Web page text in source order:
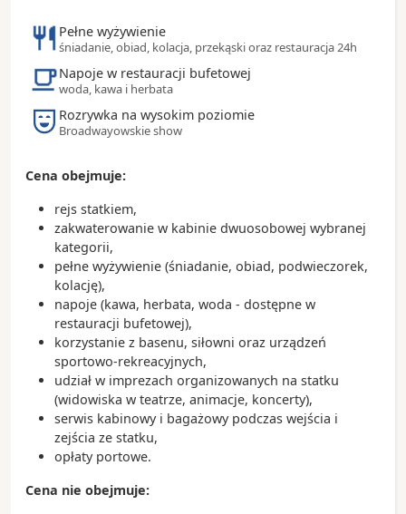
Zobacz koniecznie:
Space Needle – najbardziej rozpoznawalny symbol
miasta, oferujący panoramiczne widoki na Seattle
i okoliczne góry
Pike Place Market – jeden z najstarszych targów w
USA, słynący ze świeżych ryb, lokalnych
Chihuly Garden and Glass – niezwykła wystawa
Nabrzeże Seattle Waterfront – idealne miejsce na
spacer z widokiem na zatokę Puget Sound
Ciekawostki:
Seattle nazywane jest „Szmaragdowym Miastem”
ze względu na liczne tereny zielone i otaczające je
lasy
To tutaj powstały firmy Starbucks, Amazon oraz
Microsoft (siedziba znajduje się w pobliskim
Redmond)
Miasto jest jednym z najważniejszych ośrodków
przemysłu lotniczego dzięki obecności firmy
Boeing
jest miastem związanym z karierą Jimi Hendrix,
Pełne wyżywienie
śniadanie, obiad, kolacja, przekąski oraz restauracja 24h
Napoje w restauracji bufetowej
woda, kawa i herbata
Rozrywka na wysokim poziomie
Broadwayowskie show
Cena obejmuje:
rejs statkiem,
zakwaterowanie w kabinie dwuosobowej wybranej
kategorii,
pełne wyżywienie (śniadanie, obiad, podwieczorek,
kolację),
napoje (kawa, herbata, woda - dostępne w
restauracji bufetowej),
korzystanie z basenu, siłowni oraz urządzeń
sportowo-rekreacyjnych,
udział w imprezach organizowanych na statku
(widowiska w teatrze, animacje, koncerty),
serwis kabinowy i bagażowy podczas wejścia i
zejścia ze statku,
opłaty portowe.
Cena nie obejmuje: